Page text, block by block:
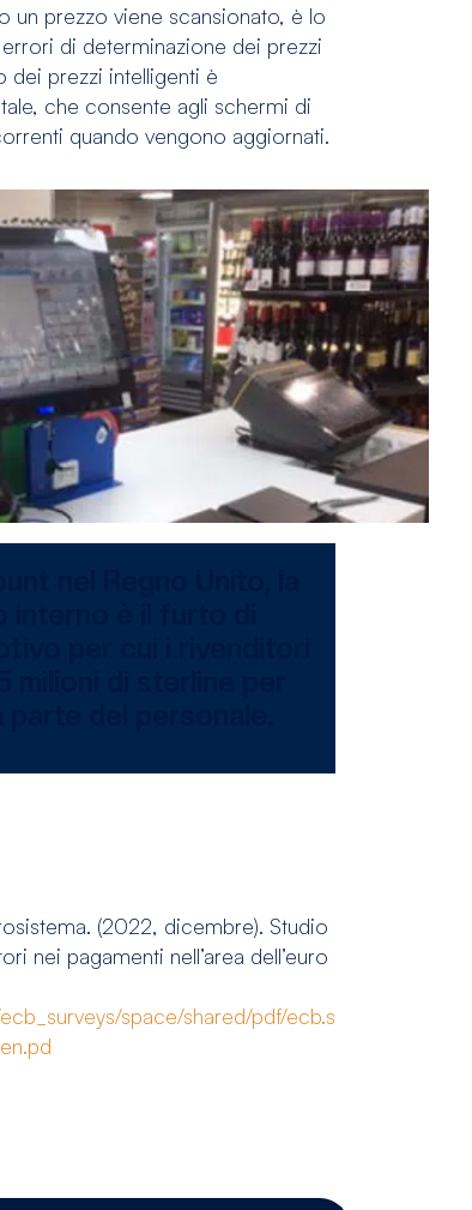
un prezzo viene scansionato, è lo
di determinazione dei prezzi
dei prezzi intelligenti è
che consente agli schermi di
quando vengono aggiornati.
(2022, dicembre). Studio
nei pagamenti nell’area dell’euro
space/shared/pdf/ecb.s